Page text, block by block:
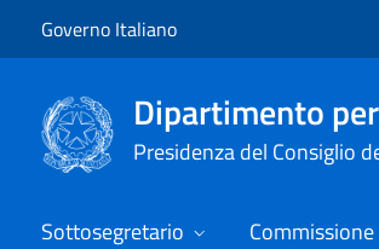
Governo Italiano
Dipartimento
Presidenza del Consiglio
Sottosegretario